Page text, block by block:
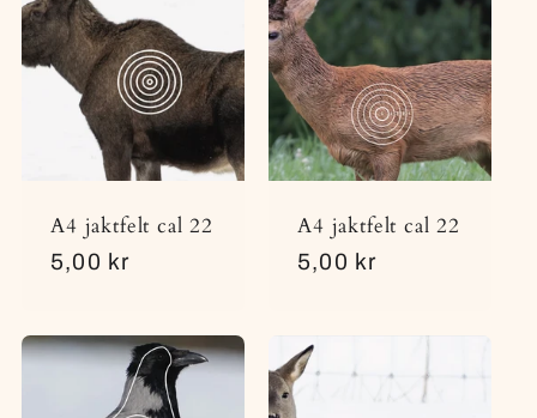
A4 jaktfelt cal 22
Vanlig
5,00 kr
A4 jaktfelt cal 22
Vanlig
5,00 kr